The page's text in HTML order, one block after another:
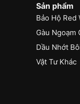
Sản phẩm
Bảo Hộ Red
Gàu Ngoạm
Dầu Nhớt
Vật Tư Khác